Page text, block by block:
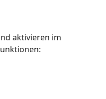
aktivieren im